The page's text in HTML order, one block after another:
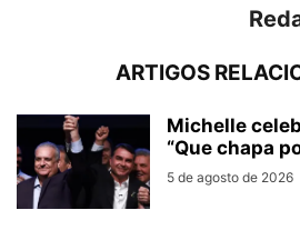
ARTIGOS
Michelle
“Que chapa
5 de agosto de 2026